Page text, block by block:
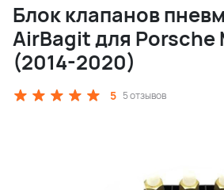
Блок клапанов
AirBagit для Porsche
(2014-2020)
5 5 отзывов